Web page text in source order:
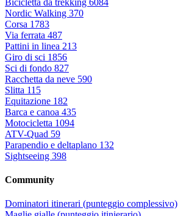
Nordic Walking 370
Corsa 1783
Via ferrata 487
Pattini in linea 213
Giro di sci 1856
Sci di fondo 827
Racchetta da neve 590
Slitta 115
Equitazione 182
Barca e canoa 435
Motocicletta 1094
ATV-Quad 59
Parapendio e deltaplano 132
Sightseeing 398
Community
Dominatori itinerari (punteggio complessivo)